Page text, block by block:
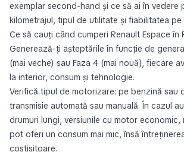
exemplar second-hand și ce să ai în vedere
kilometrajul, tipul de utilitate și fiabilitatea pe
Ce să cauți când cumperi Renault Espace în
Generează-ți așteptările în funcție de
(mai veche) sau Faza 4 (mai nouă), fiecare
la interior, consum și tehnologie.
Verifică tipul de motorizare: pe benzină sau
transmisie automată sau manuală. În cazul
drumuri lungi, versiunile cu motor economic,
pot oferi un consum mai mic, însă
costisitoare.